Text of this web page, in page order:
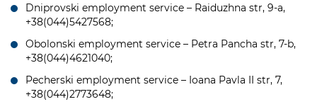
Dniprovski employment service – Raiduzhna str, 9-a,
+38(044)5427568;
Obolonski employment service – Petra Pancha str, 7-b,
+38(044)4621040;
Pecherski employment service – Ioana Pavla II str, 7,
+38(044)2773648;